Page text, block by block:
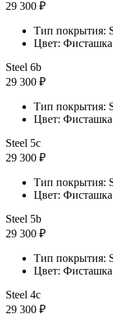
29 300 ₽
Тип покрытия:
Цвет: Фисташка
Steel 6b
29 300 ₽
Тип покрытия:
Цвет: Фисташка
Steel 5с
29 300 ₽
Тип покрытия:
Цвет: Фисташка
Steel 5b
29 300 ₽
Тип покрытия:
Цвет: Фисташка
Steel 4с
29 300 ₽